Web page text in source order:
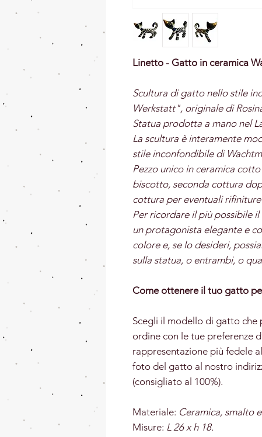
Linetto - Gatto in ceramica
Scultura di gatto nello stile
Werkstatt", originale di
Statua prodotta a mano nel
La scultura è interamente
stile inconfondibile di
Pezzo unico in ceramica
biscotto, seconda cottura
cottura per eventuali
Per ricordare il più possibile
un protagonista elegante e
colore e, se lo desideri,
sulla statua, o entrambi, o
Come ottenere il tuo gatto
Scegli il modello di gatto che
ordine con le tue preferenze
rappresentazione più fedele
foto del gatto al nostro
(consigliato al 100%).
Materiale: Ceramica, smalto
Misure: L 26 x h 18.